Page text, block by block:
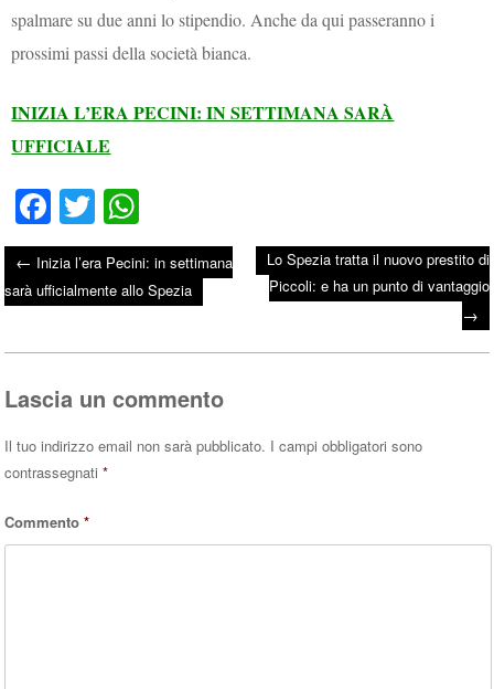
spalmare su due anni lo stipendio. Anche da qui passeranno i
prossimi passi della società bianca.
INIZIA L’ERA PECINI: IN SETTIMANA SARÀ
UFFICIALE
Fa
ce
bo
ok
T
wi
tte
r
ha
ts
A
pp
Post navigation
← Inizia l’era Pecini: in settimana
sarà ufficialmente allo Spezia
Lo Spezia tratta il nuovo prestito di
Piccoli: e ha un punto di vantaggio
→
Lascia un commento
Il tuo indirizzo email non sarà pubblicato. I campi obbligatori sono
contrassegnati*
Commento*